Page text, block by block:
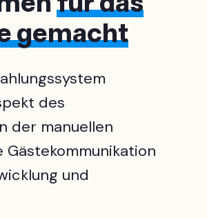
gemacht
des
der manuellen
und